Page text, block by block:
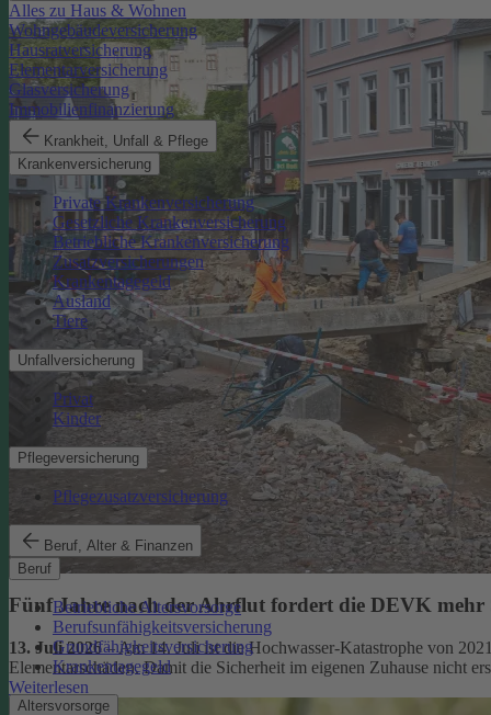
Alles zu Haus & Wohnen
Wohngebäudeversicherung
Hausratversicherung
Elementarversicherung
Glasversicherung
Immobilienfinanzierung
Krankheit, Unfall & Pflege
Krankenversicherung
Private Krankenversicherung
Gesetzliche Krankenversicherung
Betriebliche Krankenversicherung
Zusatzversicherungen
Krankentagegeld
Ausland
Tiere
Unfallversicherung
Privat
Kinder
Pflegeversicherung
Pflegezusatzversicherung
Beruf, Alter & Finanzen
Beruf
Betriebliche Altersvorsorge
Berufsunfähigkeitsversicherung
Grundfähigkeitsversicherung
Krankentagegeld
Altersvorsorge
Fünf Jahre nach der Ahrflut fordert die DEVK mehr
13. Juli 2026– Am 14. Juli ist die Hochwasser-Katastrophe von
Elementarschäden. Damit die Sicherheit im eigenen Zuhause nicht
Weiterlesen